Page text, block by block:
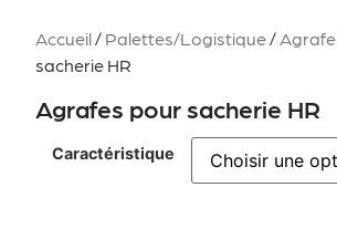
Accueil/ Palettes/Logistique/ Agrafe
sacherie HR
Agrafes pour sacherie HR
Caractéristique